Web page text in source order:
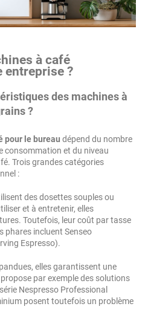
à café
entreprise ?
des machines à
?
pour le bureau dépend du nombre
consommation et du niveau
Trois grandes catégories
:
des dosettes souples ou
et à entretenir, elles
Toutefois, leur coût par tasse
phares incluent Senseo
Espresso).
elles garantissent une
par exemple des solutions
Nespresso Professional
posent toutefois un problème